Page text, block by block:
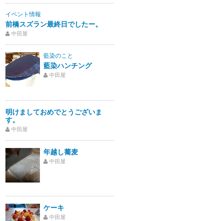
イベント情報
前橋スズラン最終日でしたー。
中田屋
藍染のこと
藍染ハンチング
中田屋
明けましておめでとうございま
す。
中田屋
年越し蕎麦
中田屋
ケーキ
中田屋